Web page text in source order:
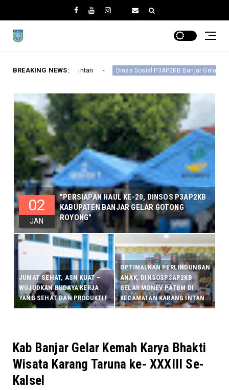
BREAKING NEWS:
Dinas Sosial P3AP2KB Banjar Gelar Rapat Koordinasi Forum Anak
"PERSIAPAN HAUL KE-20, DINSOS P3AP2KB
KABUPATEN BANJAR GELAR GOTONG
ROYONG"
02
JAN
JUMAT SEHAT, ASN KUAT –
WUJUDKAN BUDAYA KERJA
YANG SEHAT DAN PRODUKTIF
OPTIMALKAN PERLINDUNGAN
ANAK, DINSOSP3AP2KB
GELAR MONEV PATBM DI
KECAMATAN KARANG INTAN
Kab Banjar Gelar Kemah Karya Bhakti
Wisata Karang Taruna ke- XXXIII Se-
Kalsel